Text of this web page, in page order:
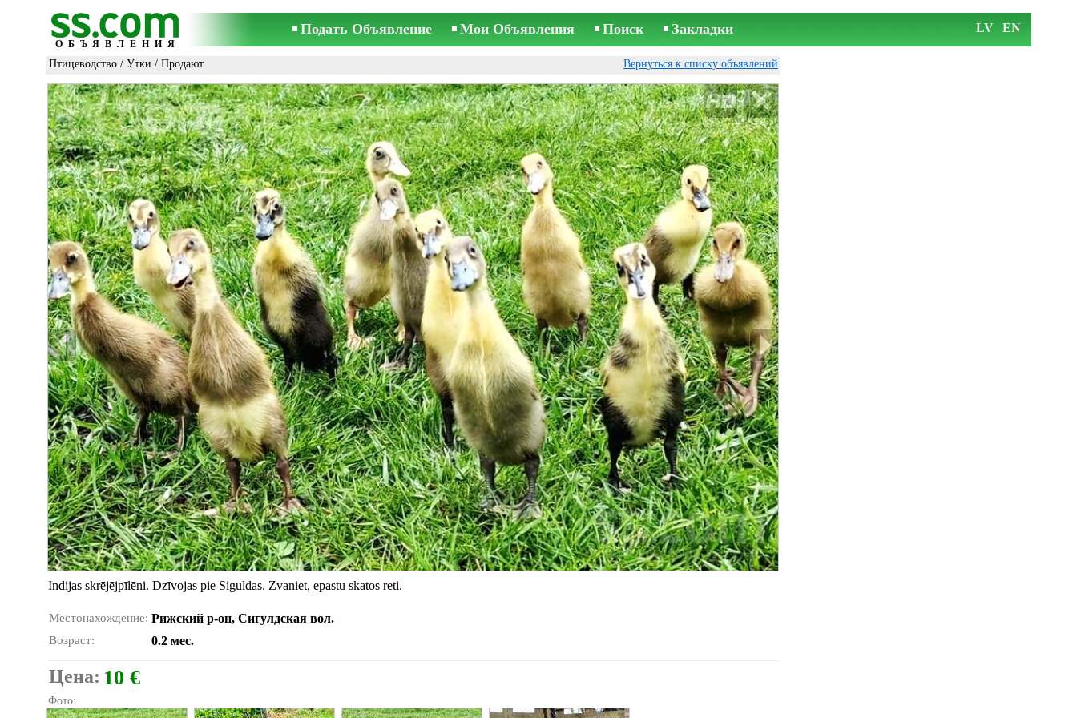
ОБЪЯВЛЕНИЯ
Подать Объявление Мои Объявления Поиск Закладки LV EN
Птицеводство / Утки / Продают Вернуться к списку объявлений
Indijas skrējējpīlēni. Dzīvojas pie Siguldas. Zvaniet, epastu skatos reti.
Местонахождение: Рижский р-он, Сигулдская вол.
Возраст: 0.2 мес.
Цена: 10 €
Фото: